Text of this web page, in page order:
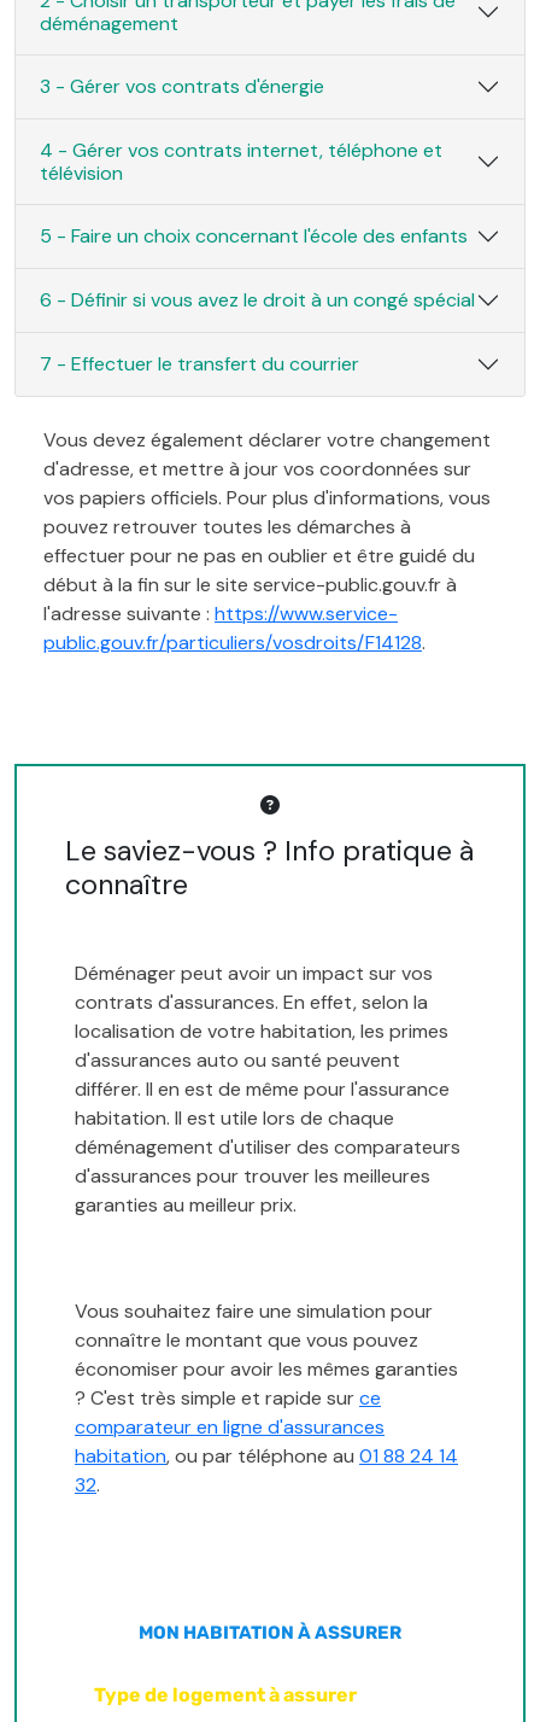
déménagement
3 - Gérer vos contrats d'énergie
4 - Gérer vos contrats internet, téléphone et
télévision
5 - Faire un choix concernant l'école des enfants
6 - Définir si vous avez le droit à un congé spécial
7 - Effectuer le transfert du courrier
Vous devez également déclarer votre changement
d'adresse, et mettre à jour vos coordonnées sur
vos papiers officiels. Pour plus d'informations, vous
pouvez retrouver toutes les démarches à
effectuer pour ne pas en oublier et être guidé du
début à la fin sur le site service-public.gouv.fr à
l'adresse suivante : https://www.service-
public.gouv.fr/particuliers/vosdroits/F14128.
Le saviez-vous ? Info pratique à
connaître
Déménager peut avoir un impact sur vos
contrats d'assurances. En effet, selon la
localisation de votre habitation, les primes
d'assurances auto ou santé peuvent
différer. Il en est de même pour l'assurance
habitation. Il est utile lors de chaque
déménagement d'utiliser des comparateurs
d'assurances pour trouver les meilleures
garanties au meilleur prix.
Vous souhaitez faire une simulation pour
connaître le montant que vous pouvez
économiser pour avoir les mêmes garanties
? C'est très simple et rapide surce
comparateur en ligne d'assurances
habitation, ou par téléphone au 01 88 24 14
32.